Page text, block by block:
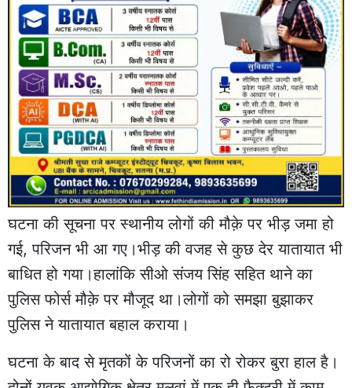
घटना की सूचना पर स्थानीय लोगों की मौक़े पर भीड़ जमा हो
गई, परिजन भी आ गए।भीड़ की वजह से कुछ देर यातायात भी
बाधित हो गया।हालांकि सीओ संजय सिंह सहित थाने का
पुलिस फोर्स मौक़े पर मौजूद था।लोगों को समझा बुझाकर
पुलिस ने यातायात बहाल कराया।
घटना के बाद से मृतकों के परिजनों का रो रोकर बुरा हाल है।